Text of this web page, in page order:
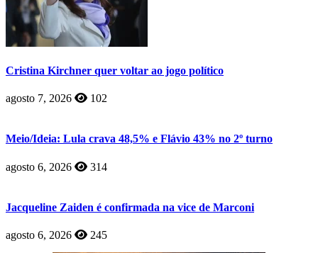
Cristina Kirchner quer voltar ao jogo político
agosto 7, 2026 102
Meio/Ideia: Lula crava 48,5% e Flávio 43% no 2º turno
agosto 6, 2026 314
Jacqueline Zaiden é confirmada na vice de Marconi
agosto 6, 2026 245